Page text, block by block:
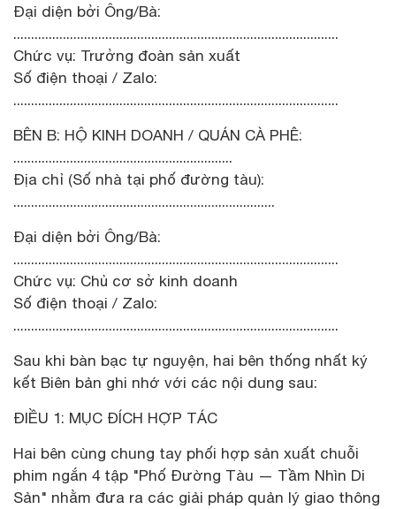
Đại diện bởi Ông/Bà:
............................................................................................
Chức vụ: Trưởng đoàn sản xuất
Số điện thoại / Zalo:
............................................................................................
BÊN B: HỘ KINH DOANH / QUÁN CÀ PHÊ:
..............................................................
Địa chỉ (Số nhà tại phố đường tàu):
..........................................................................
Đại diện bởi Ông/Bà:
............................................................................................
Chức vụ: Chủ cơ sở kinh doanh
Số điện thoại / Zalo:
............................................................................................
Sau khi bàn bạc tự nguyện, hai bên thống nhất ký
kết Biên bản ghi nhớ với các nội dung sau:
ĐIỀU 1: MỤC ĐÍCH HỢP TÁC
Hai bên cùng chung tay phối hợp sản xuất chuỗi
phim ngắn 4 tập "Phố Đường Tàu — Tầm Nhìn Di
Sản" nhằm đưa ra các giải pháp quản lý giao thông